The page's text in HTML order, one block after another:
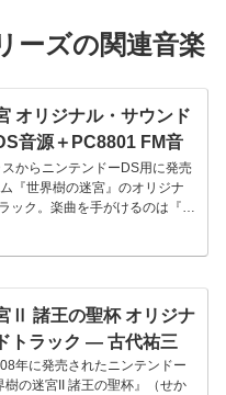
ーズの関連音楽
オリジナル・サウンド
音源＋PC8801 FM音
祐三
からニンテンドーDS用に発売
『世界樹の迷宮』のオリジナ
ック。楽曲を手がけるのは『イ
をもとにPC8801のFM音源の
した。そしてこのサントラで
音源とは別に各曲ごとに
版も収録されています。
Ⅱ 諸王の聖杯 オリジナ
トラック ― 古代祐三
年に発売されたニンテンドー
樹の迷宮II 諸王の聖杯』（せか